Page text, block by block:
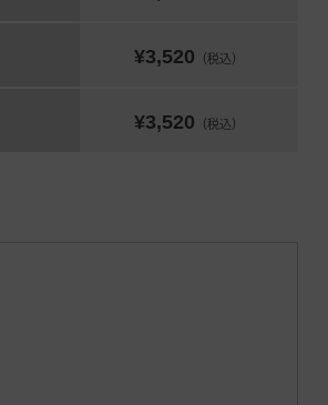
¥3,520 （税込）
¥3,520 （税込）